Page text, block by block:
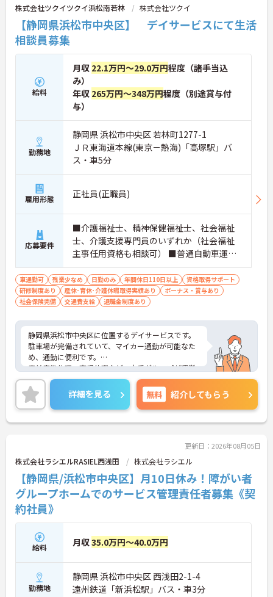
株式会社ツクイツクイ浜松南若林 株式会社ツクイ
【静岡県浜松市中央区】 デイサービスにて生活
相談員募集
給料
月収 22.1万円～29.0万円程度（諸手当込
み）
年収 265万円～348万円程度（別途賞与付
与）
勤務地
静岡県 浜松市中央区 若林町1277-1
ＪＲ東海道本線(東京－熱海)「高塚駅」バ
ス・車5分
雇用形態 正社員(正職員)
応募要件
■介護福祉士、精神保健福祉士、社会福祉
士、介護支援専門員のいずれか（社会福祉
主事任用資格も相談可） ■普通自動車運転
免許（ＡＴ限定可） ■未経験可
車通勤可 残業少なめ 日勤のみ 年間休日110日以上
資格取得サポート
研修制度あり
産休･育休･介護休暇取得実績あり
ボーナス・賞与あり
社会保険完備
交通費支給 退職金制度あり
静岡県浜松市中央区に位置するデイサービスです。
駐車場が完備されていて、マイカー通勤が可能なた
め、通勤に便利です。
産前産後休暇、育児休暇など、大手グループが運営
する施設のため、福利厚生も非常に充実しておりま
す！
未経験の方でも丁寧に指導・研修制度も整っており
ますので安心して働ける環境です。
ご興味をお持ちの方には、詳細の情報や面接のポイ
詳細を見る 無料 紹介してもらう
更新日：2026年08月05日
株式会社ラシエルRASIEL西浅田 株式会社ラシエル
【静岡県/浜松市中央区】月10日休み！障がい者
グループホームでのサービス管理責任者募集《契
約社員》
給料 月収35.0万円～40.0万円
勤務地
静岡県 浜松市中央区 西浅田2-1-4
遠州鉄道「新浜松駅」バス・車3分